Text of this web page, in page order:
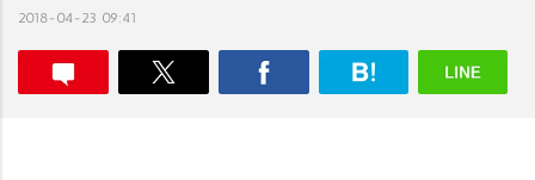
2018-04-23 09:41